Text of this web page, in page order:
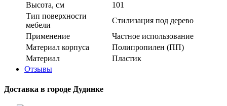
Высота, см
101
Тип поверхности
мебели
Стилизация под дерево
Применение
Частное использование
Материал корпуса
Полипропилен (ПП)
Материал
Пластик
Отзывы
Доставка в городе Дудинке